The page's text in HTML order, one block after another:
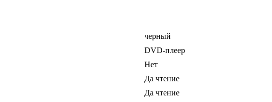
черный
DVD-плеер
Нет
Да чтение
Да чтение